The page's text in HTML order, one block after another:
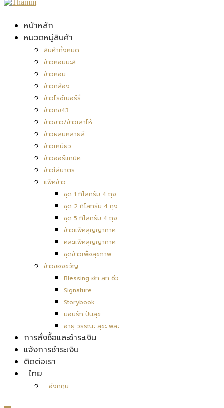
หน้าหลัก
หมวดหมู่สินค้า
สินค้าทั้งหมด
ข้าวหอมมะลิ
ข้าวหอม
ข้าวกล้อง
ข้าวไรซ์เบอร์รี่
ข้าวกข43
ข้าวขาว/ข้าวเสาไห้
ข้าวผสมหลายสี
ข้าวเหนียว
ข้าวออร์แกนิค
ข้าวใส่บาตร
แพ็คข้าว
ชุด 1 กิโลกรัม 4 ถุง
ชุด 2 กิโลกรัม 4 ถุง
ชุด 5 กิโลกรัม 4 ถุง
ข้าวแพ็คสุญญากาศ
คละแพ็คสุญญากาศ
ชุดข้าวเพื่อสุขภาพ
ข้าวของขวัญ
Blessing ฮก ลก ซิ่ว
Signature
Storybook
มอบรัก ปันสุข
อายุ วรรณะ สุขะ พละ
การสั่งซื้อและชำระเงิน
แจ้งการชำระเงิน
ติดต่อเรา
ไทย
อังกฤษ